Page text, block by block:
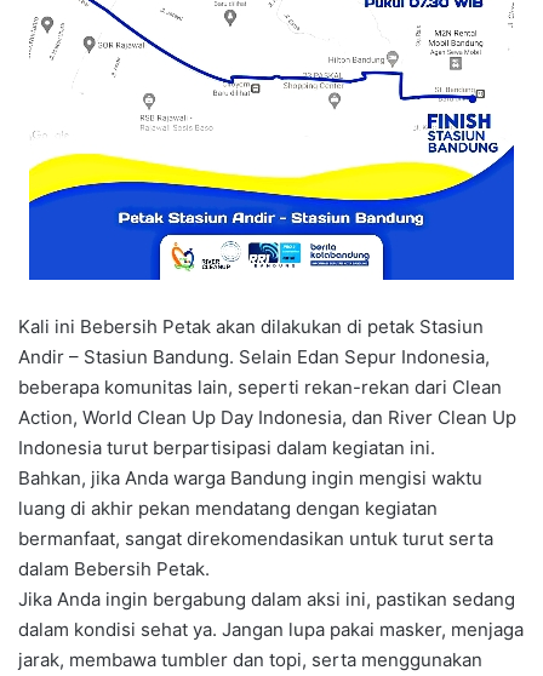
Kali ini Bebersih Petak akan dilakukan di petak Stasiun
Andir – Stasiun Bandung. Selain Edan Sepur Indonesia,
beberapa komunitas lain, seperti rekan-rekan dari Clean
Action, World Clean Up Day Indonesia, dan River Clean Up
Indonesia turut berpartisipasi dalam kegiatan ini.
Bahkan, jika Anda warga Bandung ingin mengisi waktu
luang di akhir pekan mendatang dengan kegiatan
bermanfaat, sangat direkomendasikan untuk turut serta
dalam Bebersih Petak.
Jika Anda ingin bergabung dalam aksi ini, pastikan sedang
dalam kondisi sehat ya. Jangan lupa pakai masker, menjaga
jarak, membawa tumbler dan topi, serta menggunakan